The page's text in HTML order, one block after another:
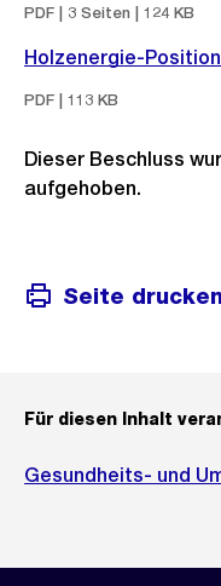
PDF | 3 Seiten | 124 KB
Holzenergie-
PDF | 113 KB
Dieser Beschluss
aufgehoben.
Seite drucken
Für diesen Inhalt
Gesundheits- und